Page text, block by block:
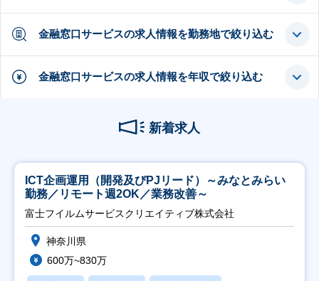
金融窓口サービスの求人情報を勤務地で絞り込む
金融窓口サービスの求人情報を年収で絞り込む
新着求人
ICT企画運用（開発及びPJリード）～みなとみらい
勤務／リモート週2OK／業務改善～
富士フイルムサービスクリエイティブ株式会社
神奈川県
600万~830万